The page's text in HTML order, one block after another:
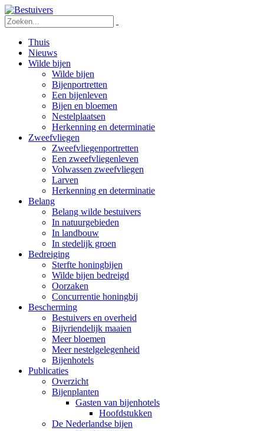
Thuis
Nieuws
Wilde bijen
Wilde bijen
Bijenportretten
Een bijenleven
Bijen en bloemen
Nestelplaatsen
Herkenning en determinatie
Zweefvliegen
Zweefvliegenportretten
Een zweefvliegenleven
Volwassen zweefvliegen
Larven
Herkenning en determinatie
Belang
Belang wilde bestuivers
In natuurgebieden
In landbouw
In stedelijk groen
Bedreiging
Sterfte honingbijen
Wilde bijen bedreigd
Oorzaken
Concurrentie honingbij
Bescherming
Bestuivers en overheid
Bijvriendelijk maaien
Meer bloemen
Meer nestelgelegenheid
Bijenhotels
Publicaties
Overzicht
Bijenplanten
Gasten van bijenhotels
Hoofdstukken
De Nederlandse bijen